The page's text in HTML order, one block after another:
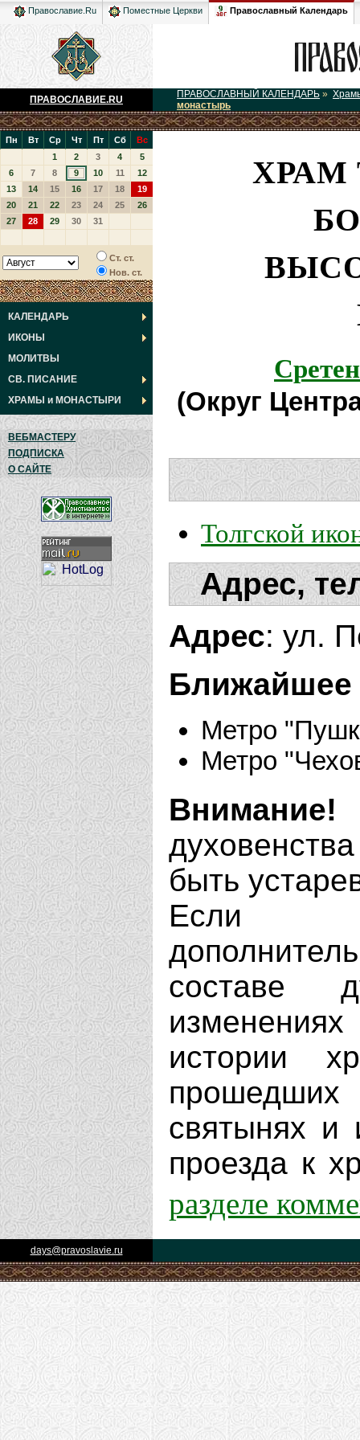
Православие.Ru Поместные Церкви Православный Календарь
ПРАВОСЛАВИЕ.RU ПРАВОСЛАВНЫЙ КАЛЕНДАРЬ »
монастырь
Пн Вт Ср Чт Пт Сб
Вс
1
2 3 4
5
6
7 8 9 10 11
12
13
14 15 16 17 18
19
20
21 22 23 24 25
26
27
28 29 30 31
Ст. ст.
Нов. ст.
КАЛЕНДАРЬ
ИКОНЫ
МОЛИТВЫ
СВ. ПИСАНИЕ
ХРАМЫ и МОНАСТЫРИ
ВЕБМАСТЕРУ
ПОДПИСКА
О САЙТЕ
(Округ
Толгской
Адрес,
Адрес: ул.
Ближайшее
Метро
Метро
Внимание!
быть
Если
составе
истории
святынях и
проезда к
разделе
days@pravoslavie.ru